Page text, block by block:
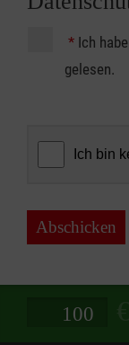
* Ich
gelesen.
Abschicken